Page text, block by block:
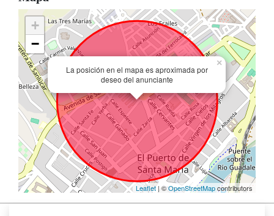
La posición en el mapa es aproximada por
deseo del anunciante
×
+
−
Leaflet| ©OpenStreetMapcontributors